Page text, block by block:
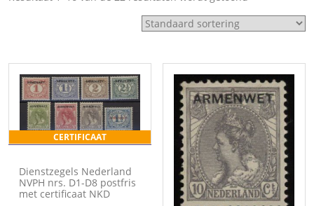
CERTIFICAAT
Dienstzegels Nederland
NVPH nrs. D1-D8 postfris
met certificaat NKD